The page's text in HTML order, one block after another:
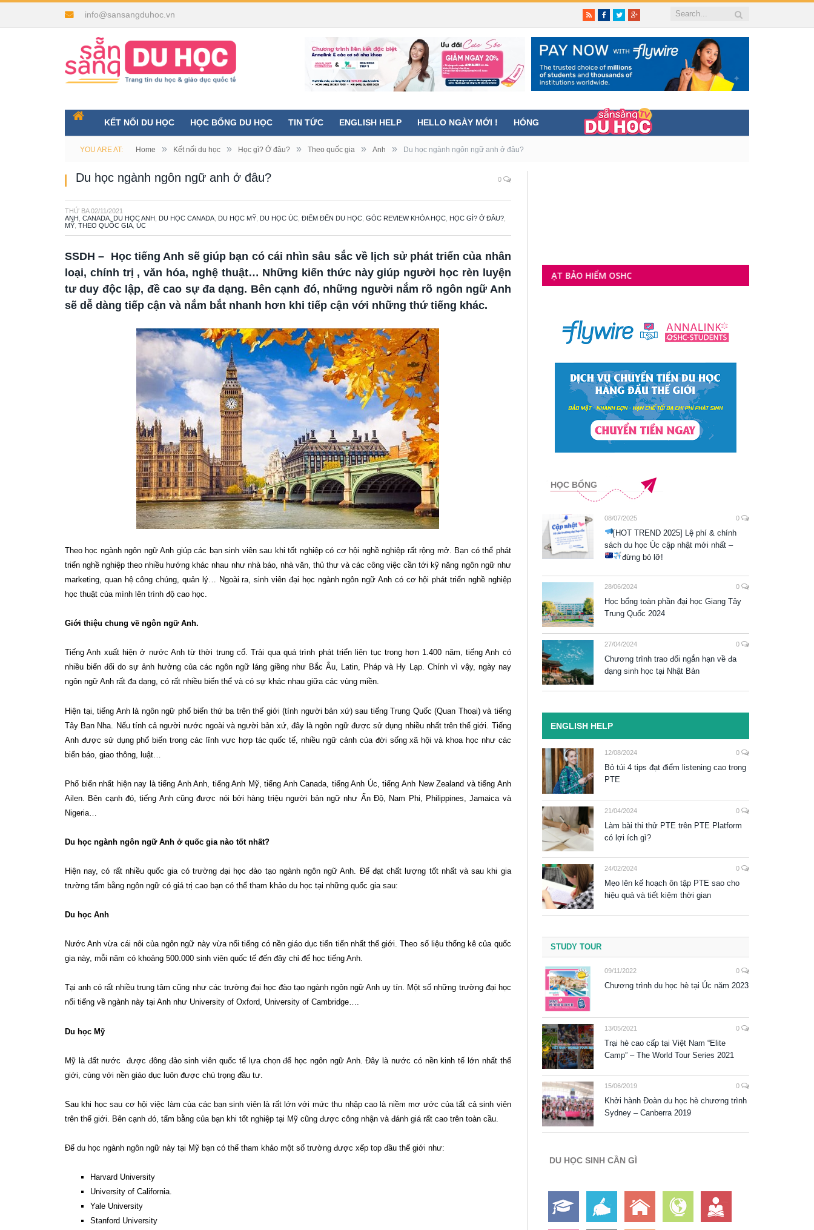
info@sansangduhoc.vn RSSFacebook
TwitterGoogle+
KẾT NỐI DU HỌC HỌC BỔNG DU HỌC TIN TỨC ENGLISH HELP HELLO NGÀY MỚI ! HÓNG
YOU ARE AT: Home » Kết nối du học » Học gì? Ở đâu? » Theo quốc gia » Anh » Du học ngành ngôn ngữ anh ở đâu?
Du học ngành ngôn ngữ anh ở đâu? 0
THỨ BA02/11/2021
ANH CANADA DU HỌC ANH DU HỌC CANADA DU HỌC MỸ DU HỌC ÚC ĐIỂM ĐẾN DU HỌC GÓC REVIEW KHÓA HỌC HỌC GÌ? Ở ĐÂU?
MỸ THEO QUỐC GIA ÚC
SSDH – Học tiếng Anh sẽ giúp bạn có cái nhìn sâu sắc về lịch sử phát triển của nhân
loại, chính trị , văn hóa, nghệ thuật… Những kiến thức này giúp người học rèn luyện
tư duy độc lập, đề cao sự đa dạng. Bên cạnh đó, những người nắm rõ ngôn ngữ Anh
sẽ dễ dàng tiếp cận và nắm bắt nhanh hơn khi tiếp cận với những thứ tiếng khác.
Theo học ngành ngôn ngữ Anh giúp các bạn sinh viên sau khi tốt nghiệp có cơ hội nghề nghiệp rất rộng mở. Bạn có thể phát
triển nghề nghiệp theo nhiều hướng khác nhau như nhà báo, nhà văn, thủ thư và các công việc cần tới kỹ năng ngôn ngữ như
marketing, quan hệ công chúng, quản lý… Ngoài ra, sinh viên đại học ngành ngôn ngữ Anh có cơ hội phát triển nghề nghiệp
học thuật của mình lên trình độ cao học.
Giới thiệu chung về ngôn ngữ Anh.
Tiếng Anh xuất hiện ở nước Anh từ thời trung cổ. Trải qua quá trình phát triển liên tục trong hơn 1.400 năm, tiếng Anh có
nhiều biến đổi do sự ảnh hưởng của các ngôn ngữ láng giềng như Bắc Âu, Latin, Pháp và Hy Lạp. Chính vì vậy, ngày nay
ngôn ngữ Anh rất đa dạng, có rất nhiều biến thể và có sự khác nhau giữa các vùng miền.
Hiện tại, tiếng Anh là ngôn ngữ phổ biến thứ ba trên thế giới (tính người bản xứ) sau tiếng Trung Quốc (Quan Thoại) và tiếng
Tây Ban Nha. Nếu tính cả người nước ngoài và người bản xứ, đây là ngôn ngữ được sử dụng nhiều nhất trên thế giới. Tiếng
Anh được sử dụng phổ biến trong các lĩnh vực hợp tác quốc tế, nhiều ngữ cảnh của đời sống xã hội và khoa học như các
biển báo, giao thông, luật…
Phổ biến nhất hiện nay là tiếng Anh Anh, tiếng Anh Mỹ, tiếng Anh Canada, tiếng Anh Úc, tiếng Anh New Zealand và tiếng Anh
Ailen. Bên cạnh đó, tiếng Anh cũng được nói bởi hàng triệu người bản ngữ như Ấn Độ, Nam Phi, Philippines, Jamaica và
Nigeria…
Du học ngành ngôn ngữ Anh ở quốc gia nào tốt nhất?
Hiện nay, có rất nhiều quốc gia có trường đại học đào tạo ngành ngôn ngữ Anh. Để đạt chất lượng tốt nhất và sau khi gia
trường tấm bằng ngôn ngữ có giá trị cao bạn có thể tham khảo du học tại những quốc gia sau:
Du học Anh
Nước Anh vừa cái nôi của ngôn ngữ này vừa nổi tiếng có nền giáo dục tiến tiến nhất thế giới. Theo số liệu thống kê của quốc
gia này, mỗi năm có khoảng 500.000 sinh viên quốc tế đến đây chỉ để học tiếng Anh.
Tại anh có rất nhiều trung tâm cũng như các trường đại học đào tạo ngành ngôn ngữ Anh uy tín. Một số những trường đại học
nổi tiếng về ngành này tại Anh như University of Oxford, University of Cambridge….
Du học Mỹ
Mỹ là đất nước được đông đảo sinh viên quốc tế lựa chọn để học ngôn ngữ Anh. Đây là nước có nền kinh tế lớn nhất thế
giới, cùng với nền giáo dục luôn được chú trọng đầu tư.
Sau khi học sau cơ hội việc làm của các bạn sinh viên là rất lớn với mức thu nhập cao là niềm mơ ước của tất cả sinh viên
trên thế giới. Bên cạnh đó, tấm bằng của bạn khi tốt nghiệp tại Mỹ cũng được công nhận và đánh giá rất cao trên toàn cầu.
Để du học ngành ngôn ngữ này tại Mỹ bạn có thể tham khảo một số trường được xếp top đầu thế giới như:
Harvard University
University of California.
Yale University
Stanford University
HƯỚNG DẪN DU HỌC SINH ÚC KÍCH HOẠT BẢO HIỂM OSHC
HỌC BỔNG
08/07/2025 0
[HOT TREND 2025] Lệ phí & chính
sách du học Úc cập nhật mới nhất –
đừng bỏ lỡ!
28/06/2024 0
Học bổng toàn phần đại học Giang Tây
Trung Quốc 2024
27/04/2024 0
Chương trình trao đổi ngắn hạn về đa
dạng sinh học tại Nhật Bản
ENGLISH HELP
12/08/2024 0
Bỏ túi 4 tips đạt điểm listening cao trong
PTE
21/04/2024 0
Làm bài thi thử PTE trên PTE Platform
có lợi ích gì?
24/02/2024 0
Mẹo lên kế hoạch ôn tập PTE sao cho
hiệu quả và tiết kiệm thời gian
STUDY TOUR
09/11/2022 0
Chương trình du học hè tại Úc năm 2023
13/05/2021 0
Trại hè cao cấp tại Việt Nam “Elite
Camp” – The World Tour Series 2021
15/06/2019 0
Khởi hành Đoàn du học hè chương trình
Sydney – Canberra 2019
DU HỌC SINH CẦN GÌ